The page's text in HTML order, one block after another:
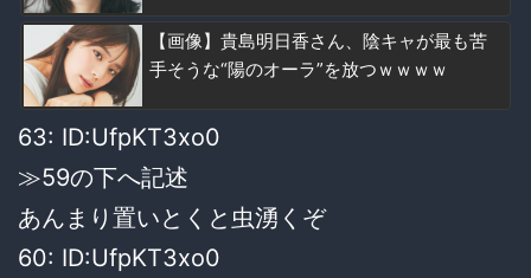
【画像】貴島明日香さん、陰キャが最も苦
手そうな“陽のオーラ”を放つｗｗｗｗ
63: ID:UfpKT3xo0
≫59の下へ記述
あんまり置いとくと虫湧くぞ
60: ID:UfpKT3xo0